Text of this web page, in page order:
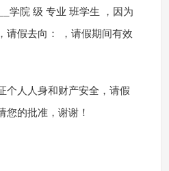
学院 级 专业 班学生 ，因为
请假去向： ，请假期间有效
个人人身和财产安全，请假
您的批准，谢谢！